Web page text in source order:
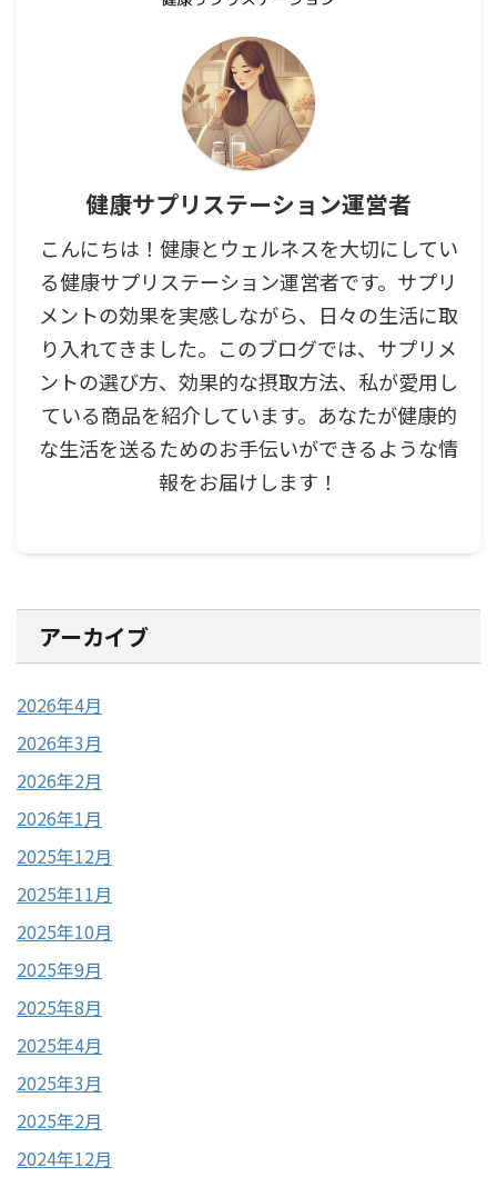
健康サプリステーション運営者
こんにちは！健康とウェルネスを大切にしてい
る健康サプリステーション運営者です。サプリ
メントの効果を実感しながら、日々の生活に取
り入れてきました。このブログでは、サプリメ
ントの選び方、効果的な摂取方法、私が愛用し
ている商品を紹介しています。あなたが健康的
な生活を送るためのお手伝いができるような情
報をお届けします！
アーカイブ
2026年4月
2026年3月
2026年2月
2026年1月
2025年12月
2025年11月
2025年10月
2025年9月
2025年8月
2025年4月
2025年3月
2025年2月
2024年12月